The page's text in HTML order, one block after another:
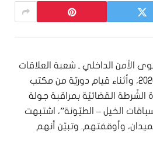
الأمن الداخلي ـ شعبة العلاقات
العامة أنه بتاريخ 08-02-2026، وأثناء قيام دوريّة من مكتب
القضائيّة بمراقبة جولة
الخيل – الطيّونة”، اشتبهت
وأوقفتهم. وتبيّن أنهم